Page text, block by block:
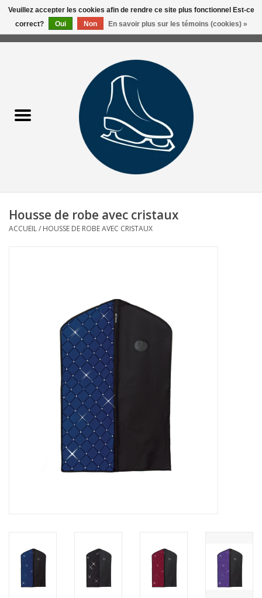
0 Articles - 0,00$CA
Liquidation/Clearance
Patins Usagés
Hockey
Pièces uniques Lamond
Rendez-vous achat de patins
Housse de robe avec cristaux
ACCUEIL/ HOUSSE DE ROBE AVEC CRISTAUX
Veuillez accepter les cookies afin de rendre ce site plus fonctionnel Est-ce
correct?
Oui Non En savoir plus sur les témoins (cookies) »